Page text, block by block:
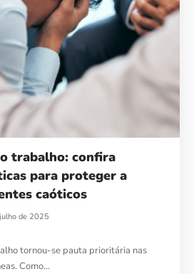
trabalho: confira
para proteger a
caóticos
de 2025
tornou-se pauta prioritária nas
Como…